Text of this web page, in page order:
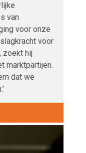
van
voor onze
voor
zoekt hij
marktpartijen.
dat we